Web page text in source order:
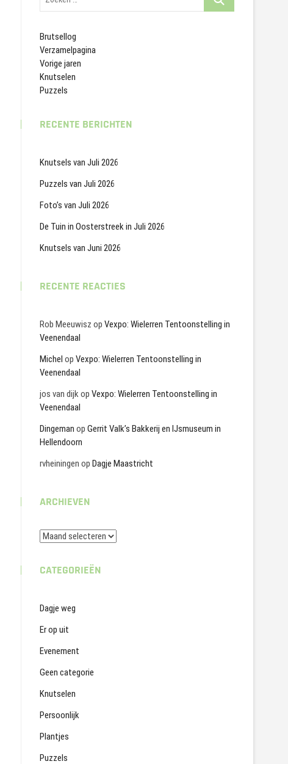
Brutsellog
Verzamelpagina
Vorige jaren
Knutselen
Puzzels
RECENTE BERICHTEN
Knutsels van Juli 2026
Puzzels van Juli 2026
Foto’s van Juli 2026
De Tuin in Oosterstreek in Juli 2026
Knutsels van Juni 2026
RECENTE REACTIES
Rob Meeuwisz op Vexpo: Wielerren Tentoonstelling in
Veenendaal
Michel op Vexpo: Wielerren Tentoonstelling in
Veenendaal
jos van dijkop Vexpo: Wielerren Tentoonstelling in
Veenendaal
Dingeman op Gerrit Valk’s Bakkerij en IJsmuseum in
Hellendoorn
rvheiningen op Dagje Maastricht
ARCHIEVEN
Archieven
CATEGORIEËN
Dagje weg
Er op uit
Evenement
Geen categorie
Knutselen
Persoonlijk
Plantjes
Puzzels